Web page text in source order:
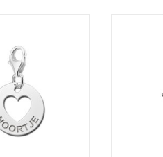
AAN WINKELWAGEN